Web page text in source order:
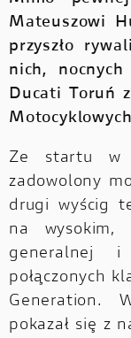
Mateuszowi
przyszło
nich, nocnych
Ducati Toruń
Ze startu w
zadowolony
drugi wyścig
na wysokim,
generalnej
połączonych
Generation.
pokazał się z